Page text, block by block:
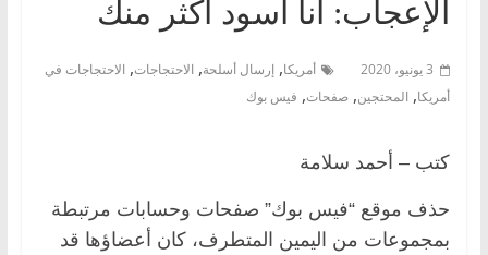
الإعجاب: أنا أسود أكثر منك
3 يونيو، 2020 أمريكا, إرسال أسلحة, الاحتجاجات, الاحتجاجات في
أمريكا, المحتجين, صفحات, فيس بوك
كتب – أحمد سلامة
حذف موقع “فيس بوك” صفحات وحسابات مرتبطة
بمجموعات من اليمين المتطرف، كان أعضاؤها قد